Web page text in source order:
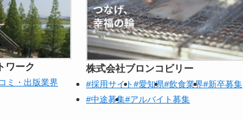
ワーク
ミ・出版業界
株式会社ブロンコビリー
#採用サイト#愛知県#飲食業界#新卒募集
#中途募集#アルバイト募集